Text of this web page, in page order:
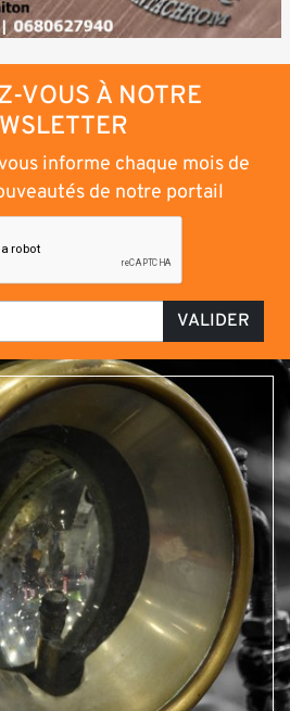
VOUS À NOTRE
informe chaque mois de
de notre portail
VALIDER